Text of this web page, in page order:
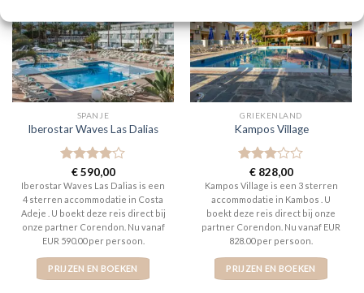
SPANJE
Iberostar Waves Las Dalias
Gewaardeerd
4uit 5
€590,00
Iberostar Waves Las Dalias is een
4 sterren accommodatie in Costa
Adeje . U boekt deze reis direct bij
onze partner Corendon. Nu vanaf
EUR 590.00 per persoon.
PRIJZEN EN BOEKEN
GRIEKENLAND
Kampos Village
Gewaardeerd
3uit 5
€828,00
Kampos Village is een 3 sterren
accommodatie in Kambos . U
boekt deze reis direct bij onze
partner Corendon. Nu vanaf EUR
828.00 per persoon.
PRIJZEN EN BOEKEN